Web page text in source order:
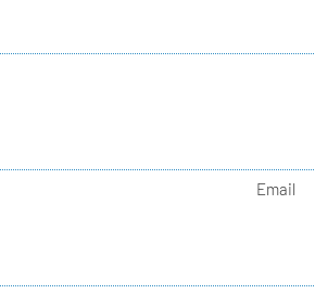
Email